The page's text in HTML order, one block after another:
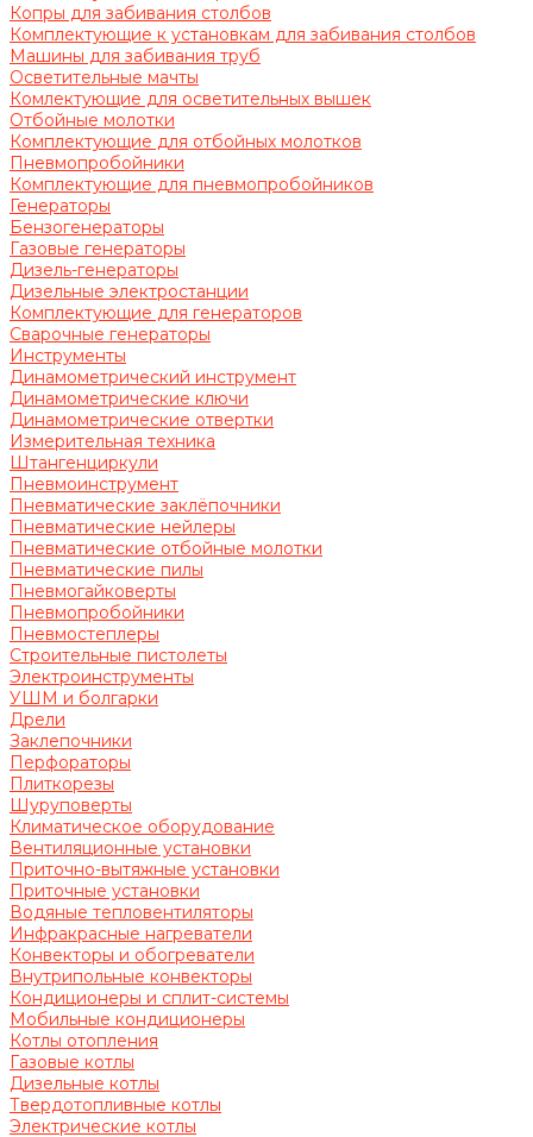
Копры для забивания столбов
Комплектующие к установкам для забивания столбов
Машины для забивания труб
Осветительные мачты
Комлектующие для осветительных вышек
Отбойные молотки
Комплектующие для отбойных молотков
Пневмопробойники
Комплектующие для пневмопробойников
Генераторы
Бензогенераторы
Газовые генераторы
Дизель-генераторы
Дизельные электростанции
Комплектующие для генераторов
Сварочные генераторы
Инструменты
Динамометрический инструмент
Динамометрические ключи
Динамометрические отвертки
Измерительная техника
Штангенциркули
Пневмоинструмент
Пневматические заклёпочники
Пневматические нейлеры
Пневматические отбойные молотки
Пневматические пилы
Пневмогайковерты
Пневмопробойники
Пневмостеплеры
Строительные пистолеты
Электроинструменты
УШМ и болгарки
Дрели
Заклепочники
Перфораторы
Плиткорезы
Шуруповерты
Климатическое оборудование
Вентиляционные установки
Приточно-вытяжные установки
Приточные установки
Водяные тепловентиляторы
Инфракрасные нагреватели
Конвекторы и обогреватели
Внутрипольные конвекторы
Кондиционеры и сплит-системы
Мобильные кондиционеры
Котлы отопления
Газовые котлы
Дизельные котлы
Твердотопливные котлы
Электрические котлы